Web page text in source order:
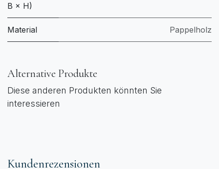
B × H)
Material Pappelholz
Alternative Produkte
Diese anderen Produkten könnten Sie
interessieren
Kundenrezensionen